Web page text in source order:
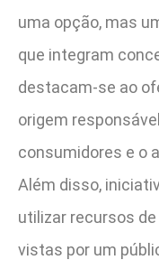
uma opção, mas
que integram
destacam-se ao
origem
consumidores e o
Além disso,
utilizar recursos
vistas por um